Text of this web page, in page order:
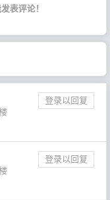
表评论！
登录以回复
登录以回复